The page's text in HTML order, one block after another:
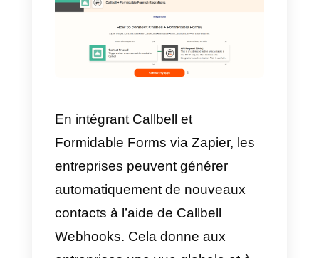
première question du formulaire,
puis le message est envoyé au
numéro WhatsApp saisi dans la